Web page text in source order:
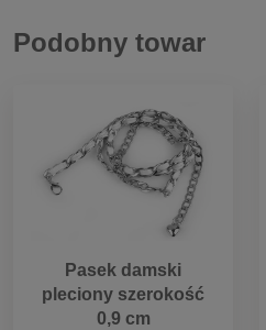
Podobny towar
Pasek damski
pleciony szerokość
0,9 cm